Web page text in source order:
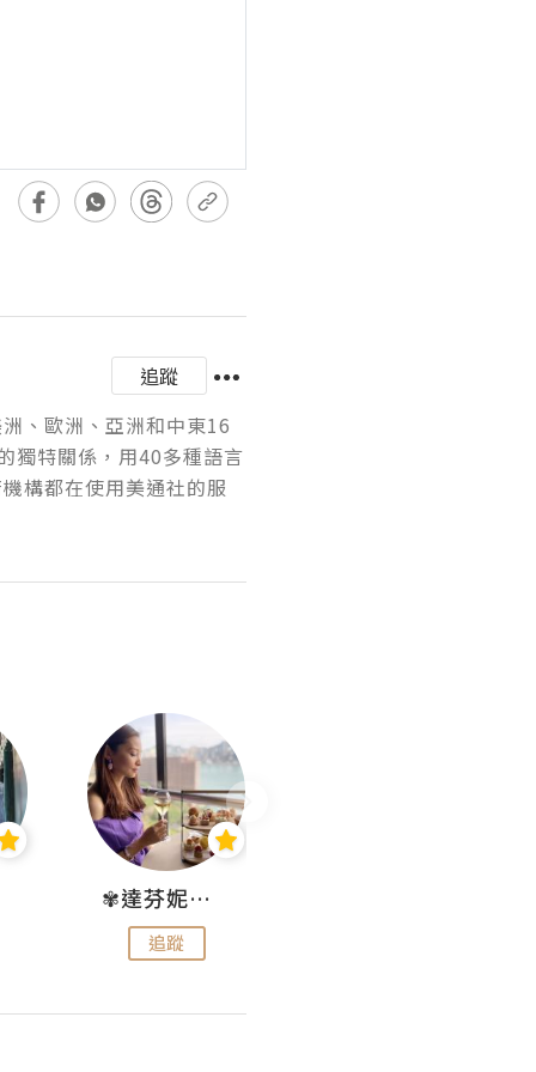
追蹤
、歐洲、亞洲和中東16
獨特關係，用40多種語言
構都在使用美通社的服
✾達芬妮•愛孩子•愛生活✾
追蹤